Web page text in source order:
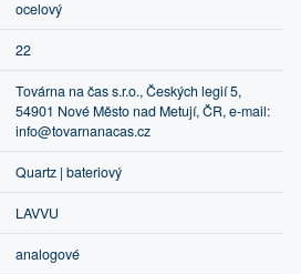
ocelový
22
Továrna na čas s.r.o., Českých legií 5,
54901 Nové Město nad Metují, ČR, e-mail:
info@tovarnanacas.cz
Quartz | bateriový
LAVVU
analogové